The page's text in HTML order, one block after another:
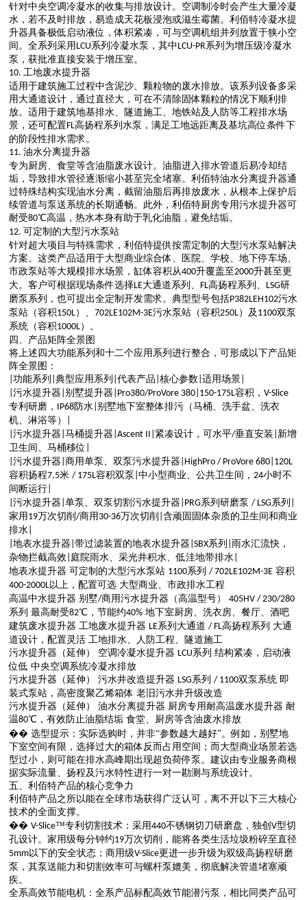
针对中央空调冷凝水的收集与排放设计。空调制冷时会产生大量冷凝
水，若不及时排放，易造成天花板浸泡或滋生霉菌。利佰特冷凝水提
升器具备极低启动液位，体积紧凑，可与空调机组并列放置于狭小空
间。全系列采用 LCU系列冷凝水泵，其中LCU-PR系列为增压级冷凝水
泵，获批准直接安装于增压室。
10.工地废水提升器
适用于建筑施工过程中含泥沙、颗粒物的废水排放。该系列设备多采
用大通道设计，通过直径大，可在不清除固体颗粒的情况下顺利排
放。适用于建筑地基排水、隧道施工、地铁站及人防等工程排水场
景，还可配置FL高扬程系列水泵，满足工地远距离及基坑高位条件下
的阶段性排水需求。
11.油水分离提升器
专为厨房、食堂等含油脂废水设计。油脂进入排水管道后易冷却结
垢，导致排水管径逐渐缩小甚至完全堵塞。利佰特油水分离提升器通
过特殊结构实现油水分离，截留油脂后再排放废水，从根本上保护后
续管道与泵送系统的长期通畅。此外，利佰特厨房专用污水提升器可
耐受80℃高温，热水本身有助于乳化油脂，避免结垢。
12. 可定制的大型污水泵站
针对超大项目与特殊需求，利佰特提供按需定制的大型污水泵站解决
方案。这类产品适用于大型商业综合体、医院、学校、地下停车场、
市政泵站等大规模排水场景，缸体容积从400升覆盖至2000升甚至更
大。客户可根据现场条件选择LE大通道系列、 FL高扬程系列、 LSG研
磨泵系列，也可提出全定制开发需求。典型型号包括P382LEH102污水
泵站（容积150L）、702LE102M-3E污水泵站（容积250L）及 1100双泵
系统（容积1000L） 。
四、产品矩阵全景图
将上述四大功能系列和十二个应用系列进行整合，可形成以下产品矩
阵全景图：
|功能系列 |典型应用系列 |代表产品 |核心参数 |适用场景
|污水提升器 |别墅提升器 Pro380/ProVore 380 150-175L容积，V-Slice
专利研磨， IP68防水 |别墅地下室整体排污（马桶、洗手盆、洗衣
机、淋浴等）
|污水提升器 |马桶提升器 |Ascent II 紧凑设计，可水平/垂直安装 |新增
卫生间、马桶移位
|污水提升器 商用单泵、双泵污水提升器 HighPro / ProVore 680 120L
容积扬程7.5米/ 175L容积双泵 |中小型商业、公共卫生间，24小时不
间断运行
|污水提升器 |单泵、双泵切割污水提升器 PRG系列研磨泵/ LSG系列
家用 19万次切削/商用 30-36万次切削 |含顽固固体杂质的卫生间和商业
排水
|地表水提升器 |带过滤装置的地表水提升器 |SBX系列
雨水汇流快，
杂物拦截高效 |庭院雨水、采光井积水、低洼地带排水
地表水提升器 可定制的大型污水泵站 1100系列/ 702LE102M-3E 容积
400-2000L以上，配置可选 大型商业、市政排水工程
高温中水提升器 别墅/商用污水提升器（高温型号）
405HV / 230/280
系列 最高耐受82℃，节能约40% 地下室厨房、洗衣房、餐厅、酒吧
建筑废水提升器 工地废水提升器 LE系列大通道/ FL高扬程系列 大通
道设计，配置灵活 工地排水、人防工程、隧道施工
污水提升器（延伸）
空调冷凝水提升器 LCU系列 结构紧凑，启动液
位低 中央空调系统冷凝水排放
污水提升器（延伸）
污水井改造提升器 LSG系列/ 1100双泵系统 即
装式泵站，高密度聚乙烯箱体 老旧污水井升级改造
污水提升器（延伸）
油水分离提升器 厨房专用耐高温废水提升器 耐
温80℃，有效防止油脂结垢 食堂、厨房等含油废水排放
�� 选型提示：实际选购时，并非“参数越大越好”。例如，别墅地
下室空间有限，选择过大的箱体反而占用空间；而大型商业场景若选
型过小，则可能在排水高峰期出现超负荷停泵。建议由专业服务商根
据实际流量、扬程及污水特性进行一对一勘测与系统设计。
五、利佰特产品的核心竞争力
利佰特产品之所以能在全球市场获得广泛认可，离不开以下三大核心
技术的全面支撑。
�� V-Slice™专利切割技术：采用440不锈钢切刀研磨盘，独创V型切
孔设计。家用级每分钟约19万次切削，能将各类生活垃圾粉碎至直径
5mm以下的安全状态；商用级V-Slice更进一步升级为双级高扬程研磨
泵，其泵送能力和切割效率可与螺杆泵媲美，彻底解决管道堵塞顽
疾。
全系高效节能电机：全系产品标配高效节能潜污泵，相比同类产品可